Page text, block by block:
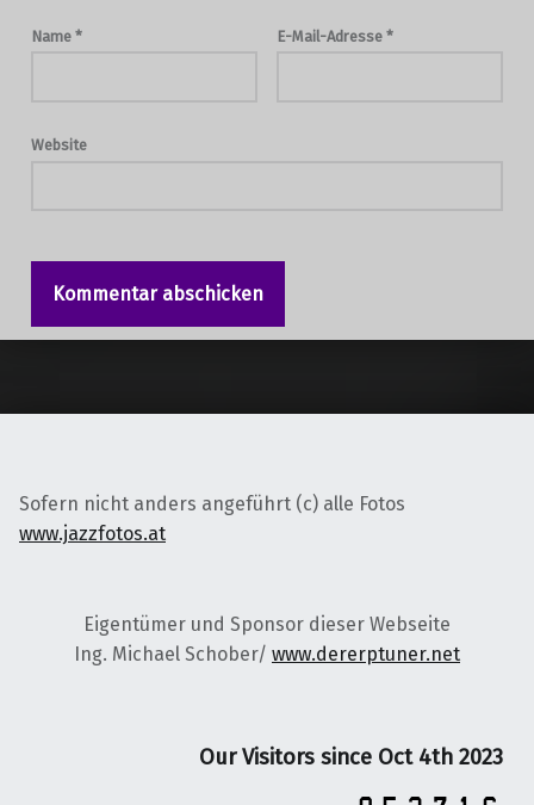
Name * E-Mail-Adresse *
Website
Sofern nicht anders angeführt (c) alle Fotos
www.jazzfotos.at
Eigentümer und Sponsor dieser Webseite
Ing. Michael Schober/ www.dererptuner.net
Our Visitors since Oct 4th 2023